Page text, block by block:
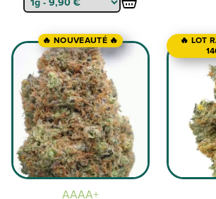
🔥 NOUVEAUTÉ 🔥
AAAA+
🔥 LOT